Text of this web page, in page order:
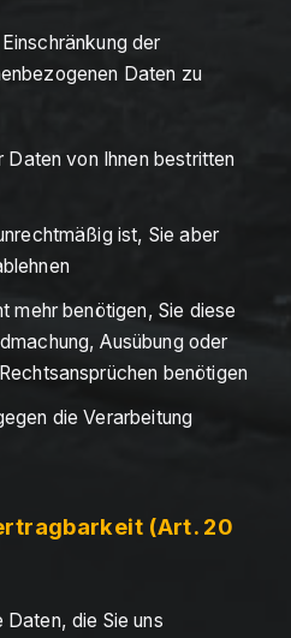
der
Daten zu
Daten von Ihnen bestritten
ist, Sie aber
mehr benötigen, Sie diese
Ausübung oder
benötigen
die Verarbeitung
(Art. 20
Daten, die Sie uns